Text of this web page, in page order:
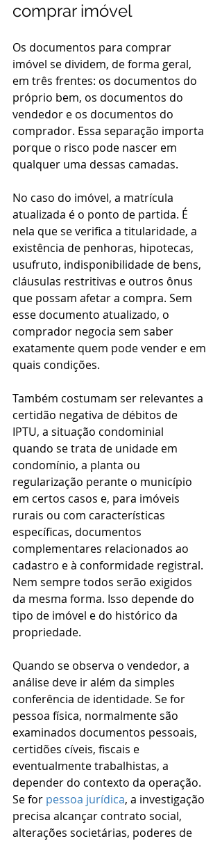
comprar imóvel
Os documentos para comprar
imóvel se dividem, de forma geral,
em três frentes: os documentos do
próprio bem, os documentos do
vendedor e os documentos do
comprador. Essa separação importa
porque o risco pode nascer em
qualquer uma dessas camadas.
No caso do imóvel, a matrícula
atualizada é o ponto de partida. É
nela que se verifica a titularidade, a
existência de penhoras, hipotecas,
usufruto, indisponibilidade de bens,
cláusulas restritivas e outros ônus
que possam afetar a compra. Sem
esse documento atualizado, o
comprador negocia sem saber
exatamente quem pode vender e em
quais condições.
Também costumam ser relevantes a
certidão negativa de débitos de
IPTU, a situação condominial
quando se trata de unidade em
condomínio, a planta ou
regularização perante o município
em certos casos e, para imóveis
rurais ou com características
específicas, documentos
complementares relacionados ao
cadastro e à conformidade registral.
Nem sempre todos serão exigidos
da mesma forma. Isso depende do
tipo de imóvel e do histórico da
propriedade.
Quando se observa o vendedor, a
análise deve ir além da simples
conferência de identidade. Se for
pessoa física, normalmente são
examinados documentos pessoais,
certidões cíveis, fiscais e
eventualmente trabalhistas, a
depender do contexto da operação.
Se for pessoa jurídica, a investigação
precisa alcançar contrato social,
alterações societárias, poderes de